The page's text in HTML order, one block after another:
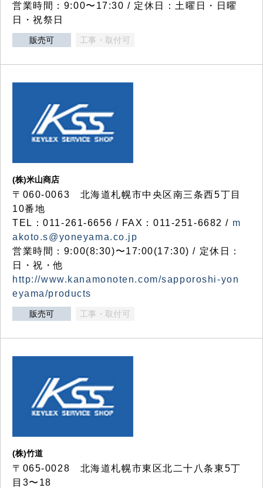
営業時間：9:00〜17:30 / 定休日：土曜日・日曜
日・祝祭日
販売可 工事・取付可
(株)米山商店
〒060-0063 北海道札幌市中央区南三条西5丁目
10番地
TEL：011-261-6656 / FAX：011-251-6682 / m
akoto.s@yoneyama.co.jp
営業時間：9:00(8:30)〜17:00(17:30) / 定休日：
日・祝・他
http://www.kanamonoten.com/sapporoshi-yon
eyama/products
販売可 工事・取付可
(株)竹道
〒065-0028 北海道札幌市東区北二十八条東5丁
目3〜18